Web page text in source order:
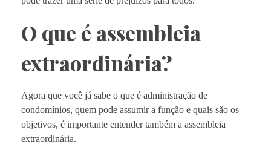
O que é assembleia
extraordinária?
Agora que você já sabe o que é administração de
condomínios, quem pode assumir a função e quais são os
objetivos, é importante entender também a assembleia
extraordinária.